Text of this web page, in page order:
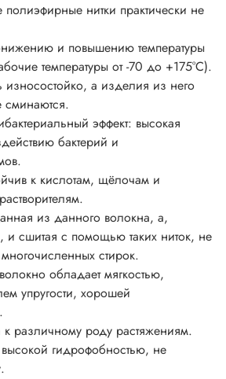
нитки практически не
и повышению температуры
температуры от -70 до +175°С).
а изделия из него
сминаются.
эффект: высокая
бактерий и
к кислотам, щёлочам и
из данного волокна, а,
и сшитая с помощью таких ниток, не
стирок.
обладает мягкостью,
упругости, хорошей
к различному роду растяжениям.
гидрофобностью, не